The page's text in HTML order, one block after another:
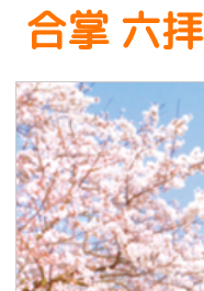
合掌 六拝